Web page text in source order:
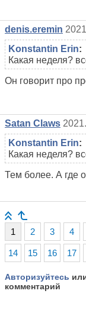
denis.eremin
Konstantin Erin:
Какая неделя?
Он говорит про
Satan Claws
Konstantin Erin:
Какая неделя?
Тем более. А где
1 2 3 4
14 15 16 17
Авторизуйтесь
комментарий